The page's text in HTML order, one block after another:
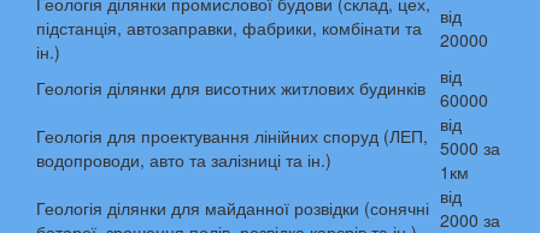
підстанція, автозаправки, фабрики, комбінати та
ін.)
від
20000
Геологія ділянки для висотних житлових будинків
від
60000
Геологія для проектування лінійних споруд (ЛЕП,
водопроводи, авто та залізниці та ін.)
від
5000 за
1км
Геологія ділянки для майданної розвідки (сонячні від
2000 за